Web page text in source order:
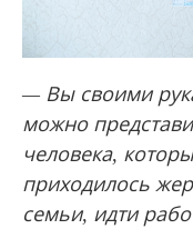
— Вы своими
можно
человека,
приходилось
семьи, идти